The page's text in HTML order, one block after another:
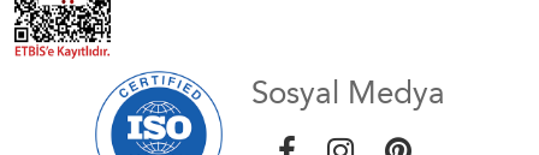
Sosyal Medya